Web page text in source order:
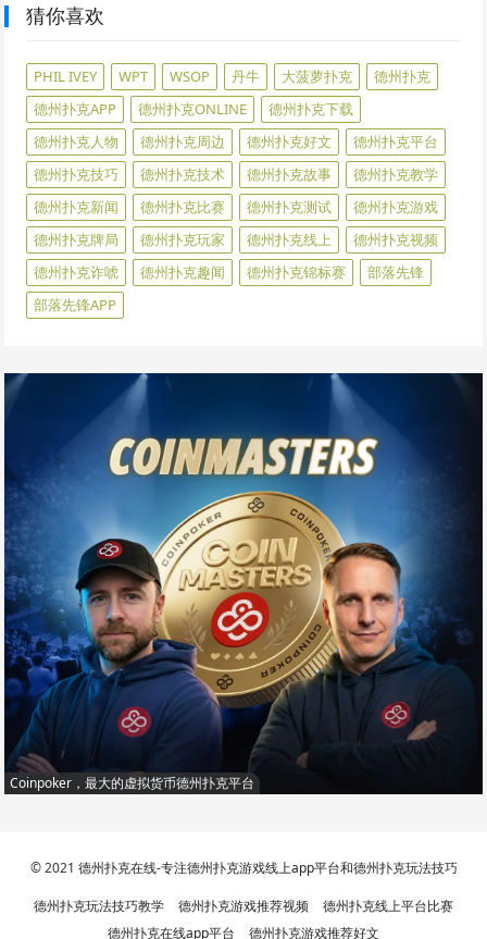
猜你喜欢
PHIL IVEY WPT WSOP 丹牛 大菠萝扑克
德州扑克
德州扑克APP
德州扑克ONLINE
德州扑克下载
德州扑克人物
德州扑克周边 德州扑克好文
德州扑克平台
德州扑克技巧
德州扑克技术 德州扑克故事
德州扑克教学
德州扑克新闻
德州扑克比赛 德州扑克测试
德州扑克游戏
德州扑克牌局
德州扑克玩家 德州扑克线上
德州扑克视频
德州扑克诈唬
德州扑克趣闻 德州扑克锦标赛
部落先锋
部落先锋APP
Coinpoker，最大的虚拟货币德州扑克平台
© 2021 德州扑克在线-专注德州扑克游戏线上app平台和德州扑克玩法技巧
德州扑克玩法技巧教学 德州扑克游戏推荐视频
德州扑克线上平台比赛
德州扑克在线app平台
德州扑克游戏推荐好文